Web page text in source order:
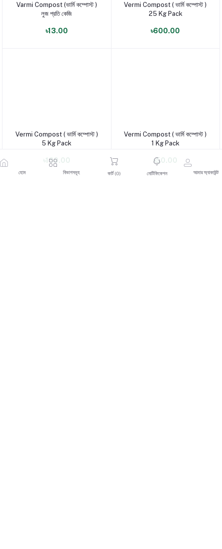
পণ্য যোগ করুন
Varmi Compost (ভার্মি কম্পোস্ট )
লুজ প্রতি কেজি
৳13.00
পণ্য যোগ করুন
Vermi Compost ( ভার্মি কম্পোস্ট )
25 Kg Pack
৳600.00
পণ্য যোগ করুন
Vermi Compost ( ভার্মি কম্পোস্ট )
5 Kg Pack
৳160.00
পণ্য যোগ করুন
Vermi Compost ( ভার্মি কম্পোস্ট )
1 Kg Pack
৳50.00
হোম বিভাগসমূহ কার্ট (0) নোটিফিকেশন আমার অ্যাকাউন্ট